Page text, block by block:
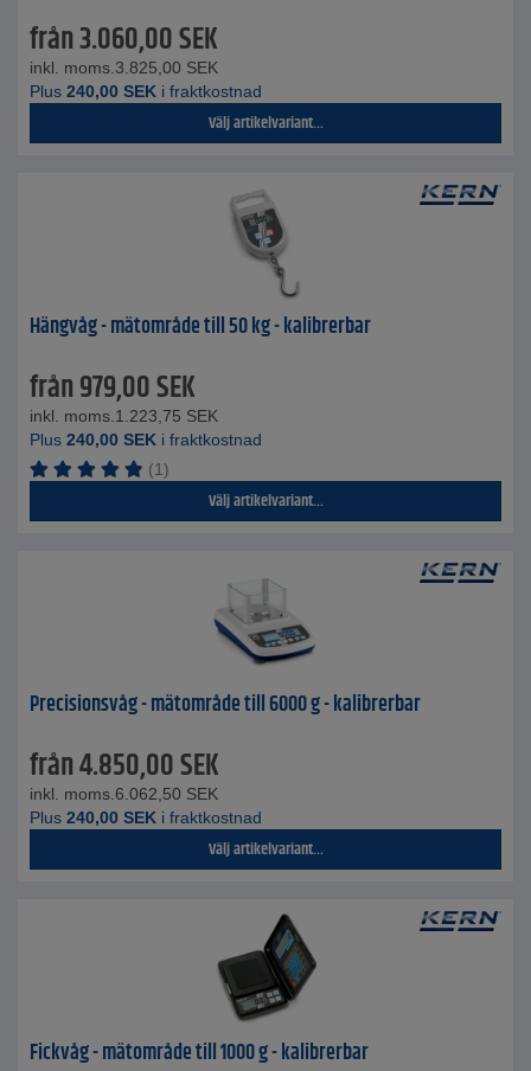
från3.060,00SEK
inkl. moms. 3.825,00 SEK
Plus 240,00 SEK i fraktkostnad
Välj artikelvariant...
Hängvåg - mätområde till 50 kg - kalibrerbar
från979,00SEK
inkl. moms. 1.223,75 SEK
Plus 240,00 SEK i fraktkostnad
(1)
Välj artikelvariant...
Precisionsvåg - mätområde till 6000 g - kalibrerbar
från4.850,00SEK
inkl. moms. 6.062,50 SEK
Plus 240,00 SEK i fraktkostnad
Välj artikelvariant...
Fickvåg - mätområde till 1000 g - kalibrerbar